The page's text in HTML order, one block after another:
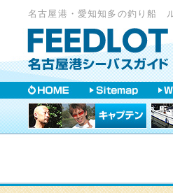
名古屋港・愛知知多の釣り船